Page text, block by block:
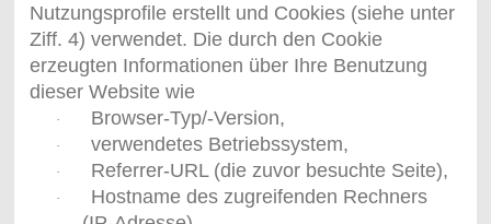
Nutzungsprofile erstellt und Cookies (siehe unter
Ziff. 4) verwendet. Die durch den Cookie
erzeugten Informationen über Ihre Benutzung
dieser Website wie
· Browser-Typ/-Version,
· verwendetes Betriebssystem,
· Referrer-URL (die zuvor besuchte Seite),
·
Hostname des zugreifenden Rechners